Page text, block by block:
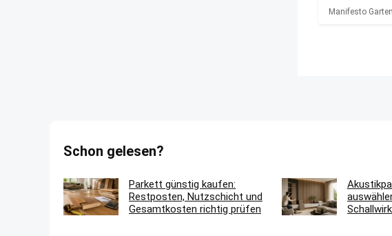
Manifesto
Schon gelesen?
Parkett günstig kaufen:
Restposten, Nutzschicht und
Gesamtkosten richtig prüfen